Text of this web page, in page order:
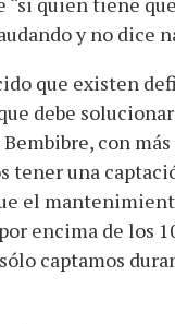
y no dice
que existen
debe
con
tener una
el
encima de los
captamos